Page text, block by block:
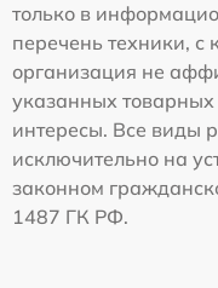
только в
перечень техники,
организация не
указанных товарных
интересы. Все виды
исключительно на
законном
1487 ГК РФ.